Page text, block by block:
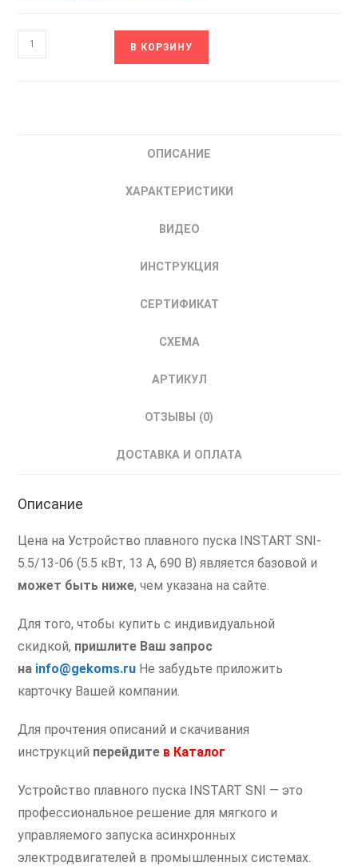
Количество
товара
В КОРЗИНУ
ОПИСАНИЕ
ХАРАКТЕРИСТИКИ
ВИДЕО
ИНСТРУКЦИЯ
СЕРТИФИКАТ
СХЕМА
АРТИКУЛ
ОТЗЫВЫ (0)
ДОСТАВКА И ОПЛАТА
Описание
Цена на Устройство плавного пуска INSTART SNI-
5.5/13-06 (5.5 кВт, 13 А, 690 В) является базовой и
может быть ниже, чем указана на сайте.
Для того, чтобы купить с индивидуальной
скидкой, пришлите Ваш запрос
на info@gekoms.ru Не забудьте приложить
карточку Вашей компании.
Для прочтения описаний и скачивания
инструкций перейдите в Каталог
Устройство плавного пуска INSTART SNI — это
профессиональное решение для мягкого и
управляемого запуска асинхронных
электродвигателей в промышленных системах.